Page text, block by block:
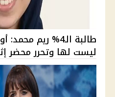
طالبة الـ4% ريم
ليست لها وتحرر محضر